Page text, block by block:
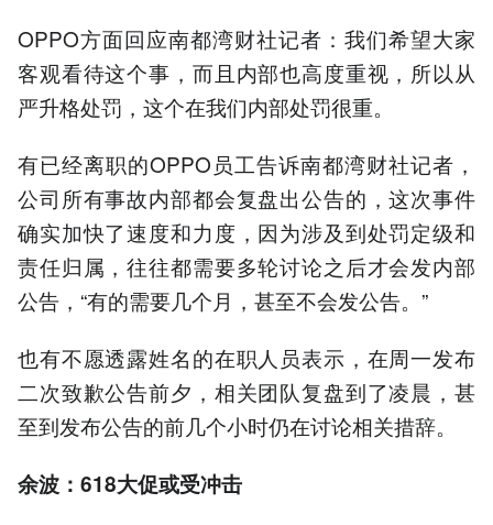
OPPO方面回应南都湾财社记者：我们希望大家
客观看待这个事，而且内部也高度重视，所以从
严升格处罚，这个在我们内部处罚很重。
有已经离职的OPPO员工告诉南都湾财社记者，
公司所有事故内部都会复盘出公告的，这次事件
确实加快了速度和力度，因为涉及到处罚定级和
责任归属，往往都需要多轮讨论之后才会发内部
公告，“有的需要几个月，甚至不会发公告。”
也有不愿透露姓名的在职人员表示，在周一发布
二次致歉公告前夕，相关团队复盘到了凌晨，甚
至到发布公告的前几个小时仍在讨论相关措辞。
余波：618大促或受冲击